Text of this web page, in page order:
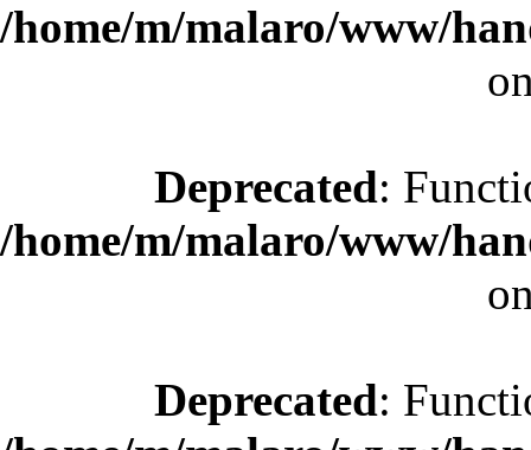
/home/m/malaro/www/
Deprecated:
/home/m/malaro/www/
Deprecated: